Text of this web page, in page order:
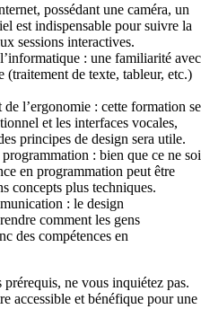
possédant une caméra, un
est indispensable pour suivre la
sessions interactives.
: une familiarité avec
(traitement de texte, tableur, etc.)
l’ergonomie : cette formation se
et les interfaces vocales,
principes de design sera utile.
: bien que ce ne
en programmation peut être
concepts plus techniques.
: le design
comment les gens
des compétences en
prérequis, ne vous inquiétez pas.
accessible et bénéfique pour une